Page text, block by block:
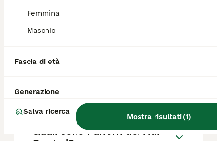
Femmina
Maschio
Fascia di età
Generazione
Salva ricerca
Mostra risultati(1)
Quanto dura la vita di un Flat
Coated?
Quali sono i difetti del Flat